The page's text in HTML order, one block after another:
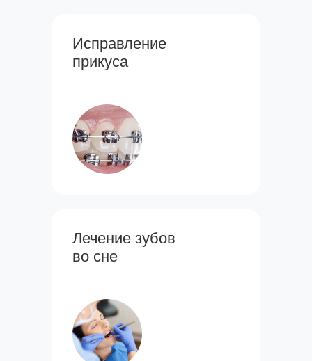
Исправление
прикуса
Лечение зубов
во сне